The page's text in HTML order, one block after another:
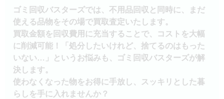
ゴミ回収バスターズでは、不用品回収と同時に、まだ
使える品物をその場で買取査定いたします。
買取金額を回収費用に充当することで、コストを大幅
に削減可能！「処分したいけれど、捨てるのはもった
いない…」というお悩みも、ゴミ回収バスターズが解
決します。
使わなくなった物をお得に手放し、スッキリとした暮
らしを手に入れませんか？